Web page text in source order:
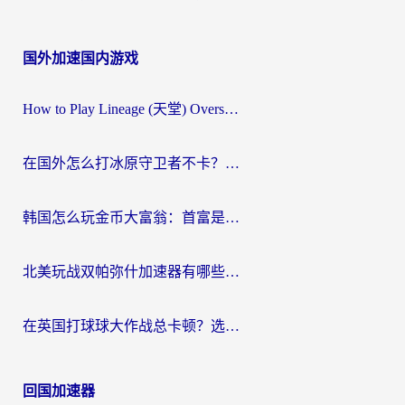
国外加速国内游戏
How to Play Lineage (天堂) Overseas? The Ultimate Guide to Choosing the Best Chinese Server Game Accelerator (在国外打天堂加速器)
在国外怎么打冰原守卫者不卡？留学生亲测的国服游戏加速指南
韩国怎么玩金币大富翁：首富是谁？海外党国服游戏加速全攻略
北美玩战双帕弥什加速器有哪些？海外党亲测好用的国服加速指南
在英国打球球大作战总卡顿？选对加速器让你告别延迟（附实测攻略）
回国加速器